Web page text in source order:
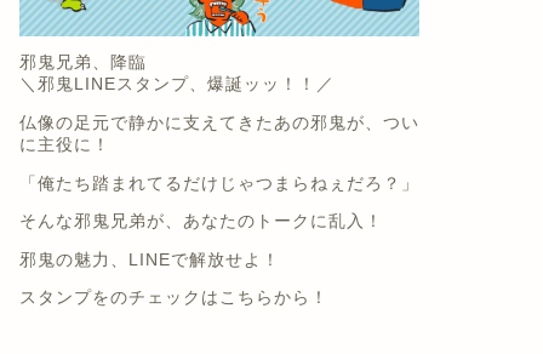
邪鬼兄弟、降臨
＼邪鬼LINEスタンプ、爆誕ッッ！！／
仏像の足元で静かに支えてきたあの邪鬼が、つい
に主役に！
「俺たち踏まれてるだけじゃつまらねぇだろ？」
そんな邪鬼兄弟が、あなたのトークに乱入！
邪鬼の魅力、LINEで解放せよ！
スタンプをのチェックは こちらから ！